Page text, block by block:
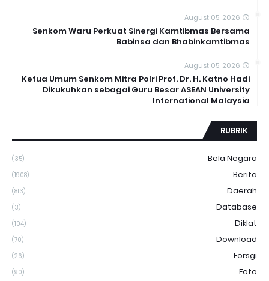
August 05, 2026
Senkom Waru Perkuat Sinergi Kamtibmas Bersama
Babinsa dan Bhabinkamtibmas
August 05, 2026
Ketua Umum Senkom Mitra Polri Prof. Dr. H. Katno Hadi
Dikukuhkan sebagai Guru Besar ASEAN University
International Malaysia
RUBRIK
Bela Negara
(35)
Berita
(1908)
Daerah
(813)
Database
(3)
Diklat
(104)
Download
(70)
Forsgi
(26)
Foto
(90)